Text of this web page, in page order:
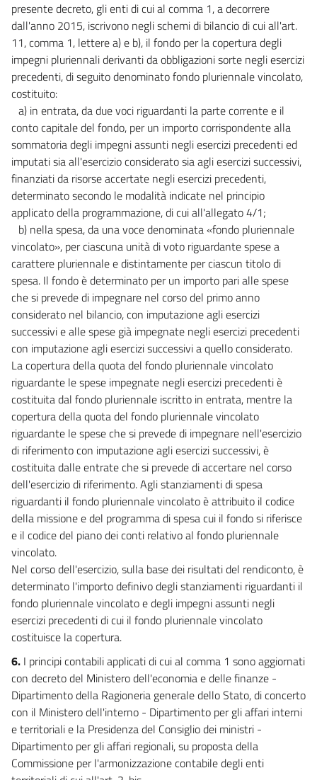
58
59
60
61
62
63
64
65
66
67
68
69
70
71
72
73
((Titolo IV
Adeguamento delle disposizioni riguardanti la finanza
regionale e locale))
74
75
76
77
((Titolo V
Disposizioni finali e transitorie))
78
79
80
Allegati
Allegato 1
Allegato 1
Allegato 2
Allegato 2
Allegato 3
Allegato 3
presente decreto, gli enti di cui al comma 1, a decorrere
dall'anno 2015, iscrivono negli schemi di bilancio di cui all'art.
11, comma 1, lettere a) e b), il fondo per la copertura degli
impegni pluriennali derivanti da obbligazioni sorte negli esercizi
precedenti, di seguito denominato fondo pluriennale vincolato,
costituito:
a) in entrata, da due voci riguardanti la parte corrente e il
conto capitale del fondo, per un importo corrispondente alla
sommatoria degli impegni assunti negli esercizi precedenti ed
imputati sia all'esercizio considerato sia agli esercizi successivi,
finanziati da risorse accertate negli esercizi precedenti,
determinato secondo le modalità indicate nel principio
applicato della programmazione, di cui all'allegato 4/1;
b) nella spesa, da una voce denominata «fondo pluriennale
vincolato», per ciascuna unità di voto riguardante spese a
carattere pluriennale e distintamente per ciascun titolo di
spesa. Il fondo è determinato per un importo pari alle spese
che si prevede di impegnare nel corso del primo anno
considerato nel bilancio, con imputazione agli esercizi
successivi e alle spese già impegnate negli esercizi precedenti
con imputazione agli esercizi successivi a quello considerato.
La copertura della quota del fondo pluriennale vincolato
riguardante le spese impegnate negli esercizi precedenti è
costituita dal fondo pluriennale iscritto in entrata, mentre la
copertura della quota del fondo pluriennale vincolato
riguardante le spese che si prevede di impegnare nell'esercizio
di riferimento con imputazione agli esercizi successivi, è
costituita dalle entrate che si prevede di accertare nel corso
dell'esercizio di riferimento. Agli stanziamenti di spesa
riguardanti il fondo pluriennale vincolato è attribuito il codice
della missione e del programma di spesa cui il fondo si riferisce
e il codice del piano dei conti relativo al fondo pluriennale
vincolato.
Nel corso dell'esercizio, sulla base dei risultati del rendiconto, è
determinato l'importo definivo degli stanziamenti riguardanti il
fondo pluriennale vincolato e degli impegni assunti negli
esercizi precedenti di cui il fondo pluriennale vincolato
costituisce la copertura.
6. I principi contabili applicati di cui al comma 1 sono aggiornati
con decreto del Ministero dell'economia e delle finanze -
Dipartimento della Ragioneria generale dello Stato, di concerto
con il Ministero dell'interno - Dipartimento per gli affari interni
e territoriali e la Presidenza del Consiglio dei ministri -
Dipartimento per gli affari regionali, su proposta della
Commissione per l'armonizzazione contabile degli enti